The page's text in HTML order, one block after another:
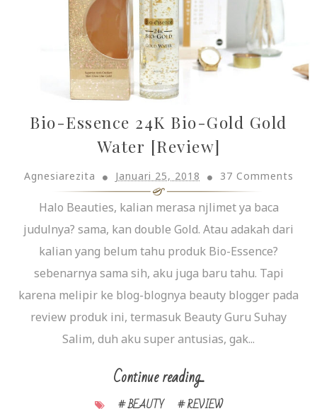
Bio-Essence 24K Bio-Gold Gold
Water [Review]
Agnesiarezita Januari 25, 2018 37 Comments
Halo Beauties, kalian merasa njlimet ya baca
judulnya? sama, kan double Gold. Atau adakah dari
kalian yang belum tahu produk Bio-Essence?
sebenarnya sama sih, aku juga baru tahu. Tapi
karena melipir ke blog-blognya beauty blogger pada
review produk ini, termasuk Beauty Guru Suhay
Salim, duh aku super antusias, gak...
Continue reading...
# BEAUTY # REVIEW